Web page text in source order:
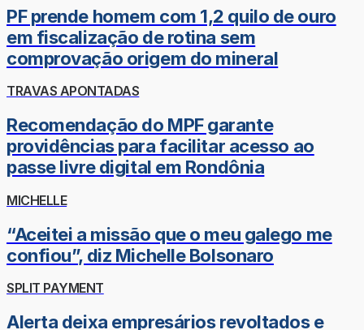
PF prende homem com 1,2 quilo de ouro
em fiscalização de rotina sem
comprovação origem do mineral
TRAVAS APONTADAS
Recomendação do MPF garante
providências para facilitar acesso ao
passe livre digital em Rondônia
MICHELLE
“Aceitei a missão que o meu galego me
confiou”, diz Michelle Bolsonaro
SPLIT PAYMENT
Alerta deixa empresários revoltados e